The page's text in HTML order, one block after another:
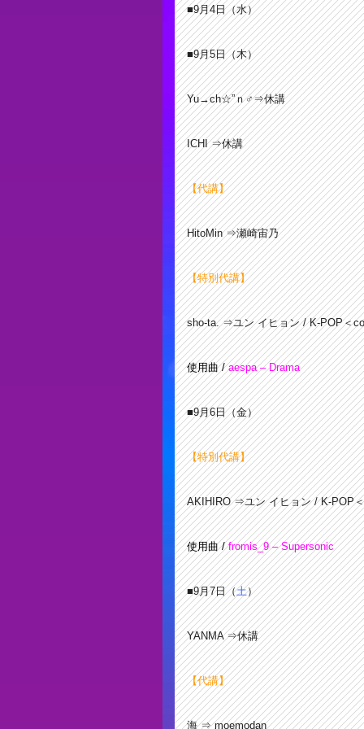
■9月4日（水）
■9月5日（木）
Yu→ch☆”ｎ♂⇒休講
ICHI ⇒休講
【代講】
HitoMin ⇒瀬崎宙乃
【特別代講】
sho-ta. ⇒ユン イヒョン / K-POP＜
使用曲 /aespa – Drama
■9月6日（金）
【特別代講】
AKIHIRO ⇒ユン イヒョン / K-POP
使用曲 /fromis_9 – Supersonic
■9月7日（土）
YANMA ⇒休講
【代講】
海 ⇒ moemodan